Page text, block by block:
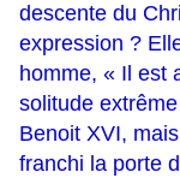
descente du
expression ?
homme, « Il est
solitude
Benoit XVI,
franchi la porte